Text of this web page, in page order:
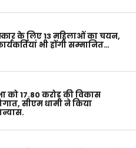
के लिए 13 महिलाओं का चयन,
भी होंगी सम्मानित…
को 17.80 करोड़ की विकास
सीएम धामी ने किया